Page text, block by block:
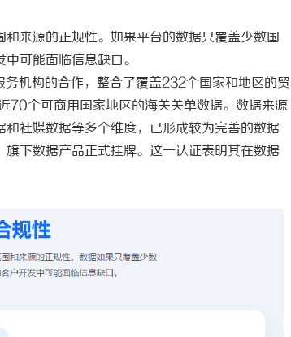
来源的正规性。如果平台的数据只覆盖少数国
可能面临信息缺口。
机构的合作，整合了覆盖232个国家和地区的贸
70个可商用国家地区的海关关单数据。数据来源
社媒数据等多个维度，已形成较为完善的数据
下数据产品正式挂牌。这一认证表明其在数据